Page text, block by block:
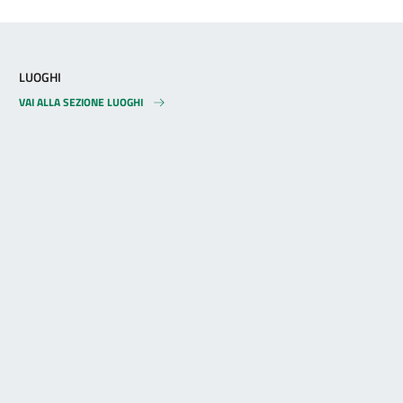
LUOGHI
VAI ALLA SEZIONE LUOGHI